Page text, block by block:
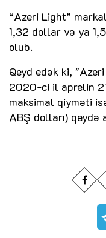
“Azeri Light”
1,32 dollar və ya
olub.
Qeyd edək ki,
2020-ci il aprelin
maksimal qiyməti
ABŞ dolları) qeydə